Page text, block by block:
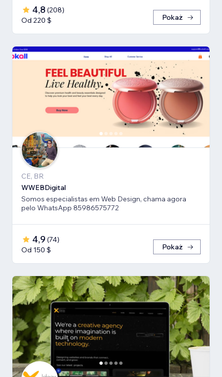
4,8 (208)
Od 220 $
Pokaż
CE, BR
WWEBDigital
Somos especialistas em Web Design, chama agora
pelo WhatsApp 85986575772
4,9 (74)
Od 150 $
Pokaż